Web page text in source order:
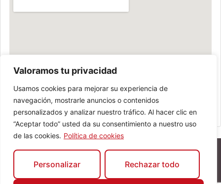
Valoramos tu privacidad
Usamos cookies para mejorar su experiencia de
navegación, mostrarle anuncios o contenidos
personalizados y analizar nuestro tráfico. Al hacer clic en
“Aceptar todo” usted da su consentimiento a nuestro uso
de las cookies. Política de cookies
Personalizar Rechazar todo